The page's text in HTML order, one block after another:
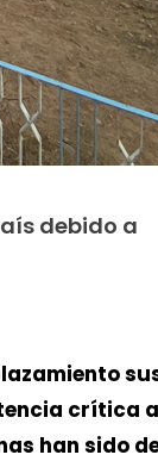
debido a
crítica
han sido